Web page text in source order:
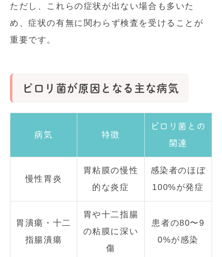
ただし、これらの症状が出ない場合も多いた
め、症状の有無に関わらず検査を受けることが
重要です。
ピロリ菌が原因となる主な病気
病気 特徴
ピロリ菌との
関連
慢性胃炎
胃粘膜の慢性
的な炎症
感染者のほぼ
100%が発症
胃潰瘍・十二
指腸潰瘍
胃や十二指腸
の粘膜に深い
傷
患者の80〜9
0%が感染